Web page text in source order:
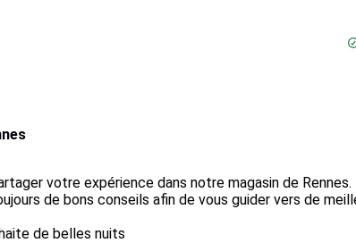
votre expérience dans notre magasin de Rennes.
de bons conseils afin de vous guider vers de
de belles nuits